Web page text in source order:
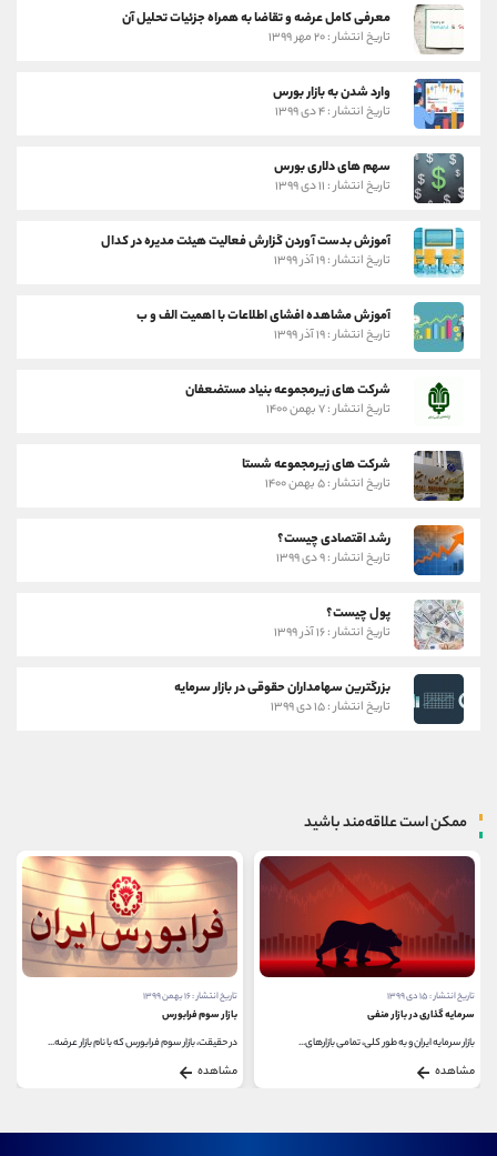
معرفی کامل عرضه و تقاضا به همراه جزئیات تحلیل آن
تاریخ انتشار : ۲۰ مهر ۱۳۹۹
وارد شدن به بازار بورس
تاریخ انتشار : ۴ دی ۱۳۹۹
سهم های دلاری بورس
تاریخ انتشار : ۱۱ دی ۱۳۹۹
آموزش بدست آوردن گزارش فعالیت هیئت مدیره در کدال
تاریخ انتشار : ۱۹ آذر ۱۳۹۹
آموزش مشاهده افشای اطلاعات با اهمیت الف و ب
تاریخ انتشار : ۱۹ آذر ۱۳۹۹
شرکت های زیرمجموعه بنیاد مستضعفان
تاریخ انتشار : ۷ بهمن ۱۴۰۰
شرکت های زیرمجموعه شستا
تاریخ انتشار : ۵ بهمن ۱۴۰۰
رشد اقتصادی چیست؟
تاریخ انتشار : ۹ دی ۱۳۹۹
پول چیست؟
تاریخ انتشار : ۱۶ آذر ۱۳۹۹
بزرگترین سهامداران حقوقی در بازار سرمایه
تاریخ انتشار : ۱۵ دی ۱۳۹۹
ممکن است علاقه‌مند باشید
تاریخ انتشار : ۱۵ دی ۱۳۹۹
سرمایه گذاری در بازار منفی
بازار سرمایه ایران و به طور کلی، تمامی بازارهای...
مشاهده
تاریخ انتشار : ۱۶ بهمن ۱۳۹۹
بازار سوم فرابورس
در حقیقت، بازار سوم فرابورس که با نام بازار عرضه...
مشاهده